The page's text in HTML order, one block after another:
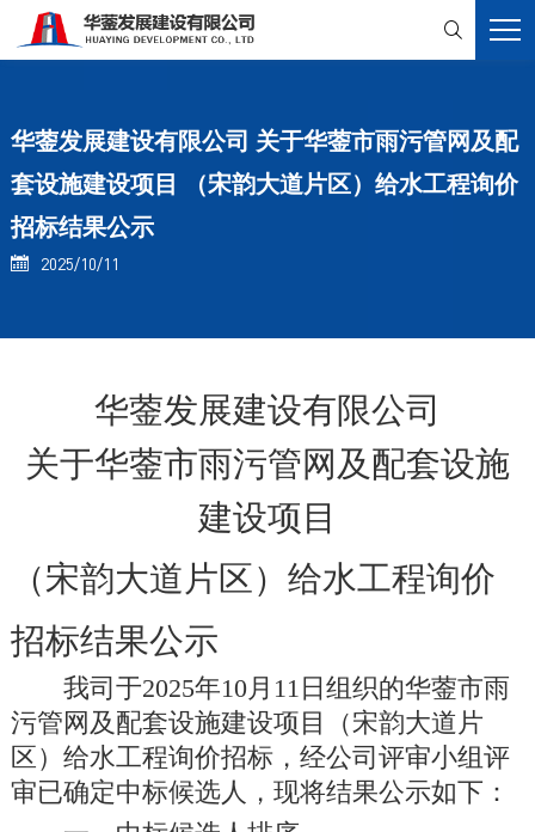

华蓥发展建设有限公司 关于华蓥市雨污管网及配
套设施建设项目 （宋韵大道片区）给水工程询价
招标结果公示
 2025/10/11
华蓥发展建设有限公司
关于华蓥市雨污管网及配套设施
建设项目
（宋韵大道片区）给水工程询价
招标结果公示
我司于2025年10月 11日组织的华蓥市雨
污管网及配套设施建设项目（宋韵大道片
区）给水工程询价招标，经公司 评审小组评
审已确定中标候选人，现将结果公示如下：